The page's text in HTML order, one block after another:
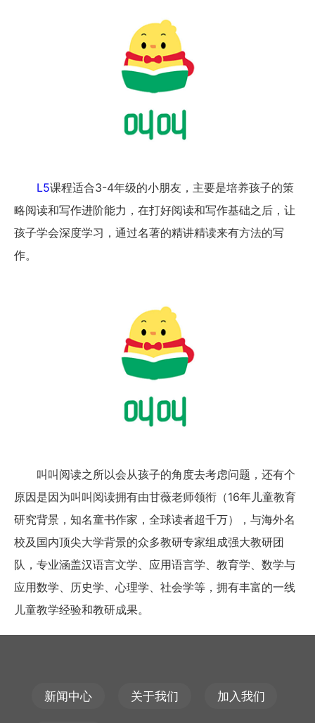
L5课程适合3-4年级的小朋友，主要是培养孩子的策
略阅读和写作进阶能力，在打好阅读和写作基础之后，让
孩子学会深度学习，通过名著的精讲精读来有方法的写
作。
叫叫阅读之所以会从孩子的角度去考虑问题，还有个
原因是因为叫叫阅读拥有由甘薇老师领衔（16年儿童教育
研究背景，知名童书作家，全球读者超千万），与海外名
校及国内顶尖大学背景的众多教研专家组成强大教研团
队，专业涵盖汉语言文学、应用语言学、教育学、数学与
应用数学、历史学、心理学、社会学等，拥有丰富的一线
儿童教学经验和教研成果。
新闻中心 关于我们 加入我们